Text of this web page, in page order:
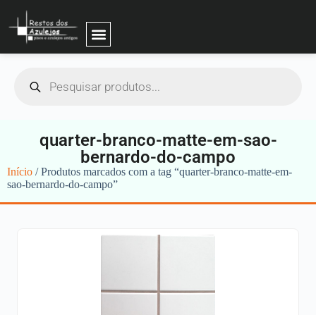
quarter-branco-matte-em-sao-
bernardo-do-campo
Início / Produtos marcados com a tag “quarter-branco-matte-em-
sao-bernardo-do-campo”